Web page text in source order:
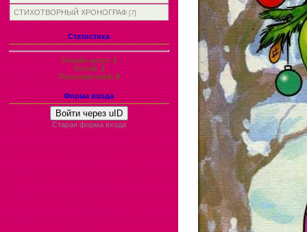
СТИХОТВОРНЫЙ ХРОНОГРАФ [7]
Статистика
Онлайн всего:1
Гостей:1
Пользователей:0
Форма входа
Войти через uID
Старая форма входа